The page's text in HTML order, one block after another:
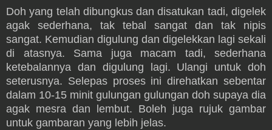
Doh yang telah dibungkus dan disatukan tadi, digelek
agak sederhana, tak tebal sangat dan tak nipis
sangat. Kemudian digulung dan digelekkan lagi sekali
di atasnya. Sama juga macam tadi, sederhana
ketebalannya dan digulung lagi. Ulangi untuk doh
seterusnya. Selepas proses ini direhatkan sebentar
dalam 10-15 minit gulungan gulungan doh supaya dia
agak mesra dan lembut. Boleh juga rujuk gambar
untuk gambaran yang lebih jelas.